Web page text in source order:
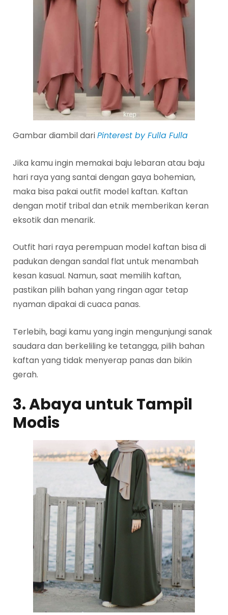
Gambar diambil dariPinterest by Fulla Fulla
Jika kamu ingin memakai baju lebaran atau baju
hari raya yang santai dengan gaya bohemian,
maka bisa pakai outfit model kaftan. Kaftan
dengan motif tribal dan etnik memberikan keran
eksotik dan menarik.
Outfit hari raya perempuan model kaftan bisa di
padukan dengan sandal flat untuk menambah
kesan kasual. Namun, saat memilih kaftan,
pastikan pilih bahan yang ringan agar tetap
nyaman dipakai di cuaca panas.
Terlebih, bagi kamu yang ingin mengunjungi sanak
saudara dan berkeliling ke tetangga, pilih bahan
kaftan yang tidak menyerap panas dan bikin
gerah.
3. Abaya untuk Tampil
Modis